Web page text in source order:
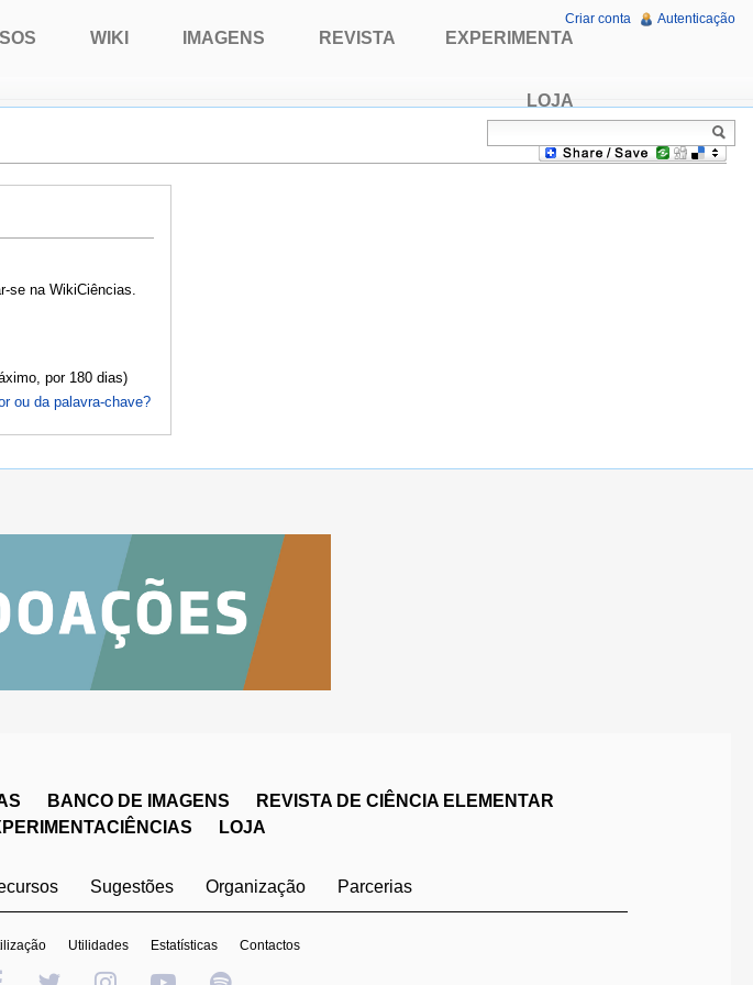
se na WikiCiências.
por 180 dias)
ou da palavra-chave?
WIKI IMAGENS REVISTA EXPERIMENTA
LOJA
Criar conta Autenticação
BANCO DE IMAGENS
REVISTA DE CIÊNCIA ELEMENTAR
LOJA
Sugestões Organização Parcerias
Utilidades Estatísticas Contactos